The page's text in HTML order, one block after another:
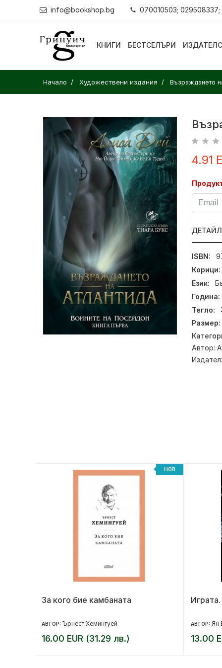
info@bookshop.bg 070010503; 029508337;
КНИГИ БЕСТСЕЛЪРИ
Начало Художествени издания Възраждането
4.91
ISBN:
Корици:
Език:
Година:
Тегло:
Размер:
Автор:
Издател:
НОВ
За кого бие камбаната
АВТОР: Ърнест Хемингуей
16.00 EUR (31.29 лв.)
АВТОР: Ян
13.00